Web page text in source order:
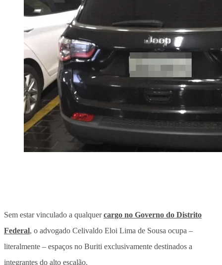
Sem estar vinculado a qualquercargo no Governo do Distrito
Federal, o advogado Celivaldo Eloi Lima de Sousa ocupa –
literalmente – espaços no Buriti exclusivamente destinados a
integrantes do alto escalão.